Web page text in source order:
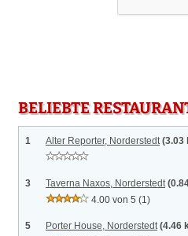
BELIEBTE
1 Alter Reporter, Norderstedt (3.03
3 Taverna Naxos, Norderstedt
4.00 von 5 (1)
5 Porter House, Norderstedt (4.46